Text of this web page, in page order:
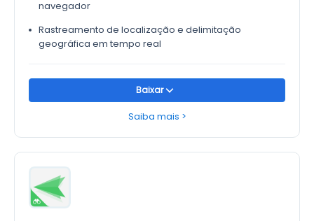
navegador
Rastreamento de localização e delimitação
geográfica em tempo real
Baixar
Saiba mais >